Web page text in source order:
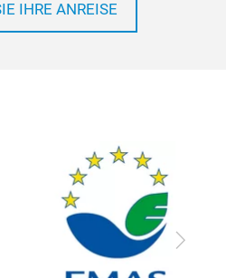
IHRE ANREISE
Vor